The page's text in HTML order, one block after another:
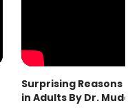
Surprising Reasons
in Adults By Dr.